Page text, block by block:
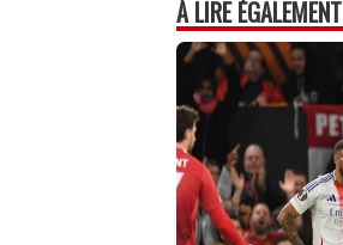
À LIRE ÉGALEMENT